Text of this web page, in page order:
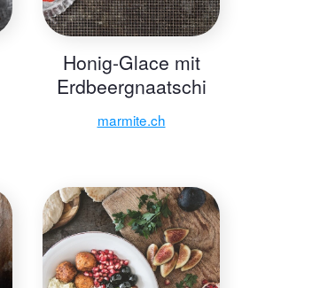
Honig-Glace mit
Erdbeergnaatschi
marmite.ch